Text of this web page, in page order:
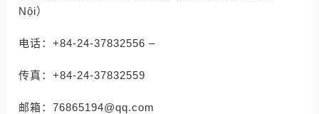
Nội）
电话：+84-24-37832556 –
传真：+84-24-37832559
邮箱：76865194@qq.com